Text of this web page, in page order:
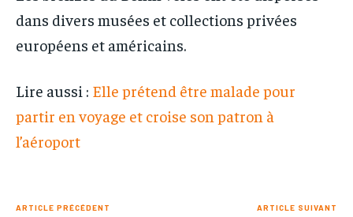
dans divers musées et collections privées
européens et américains.
Lire aussi : Elle prétend être malade pour
partir en voyage et croise son patron à
l’aéroport
ARTICLE PRÉCÉDENT ARTICLE SUIVANT